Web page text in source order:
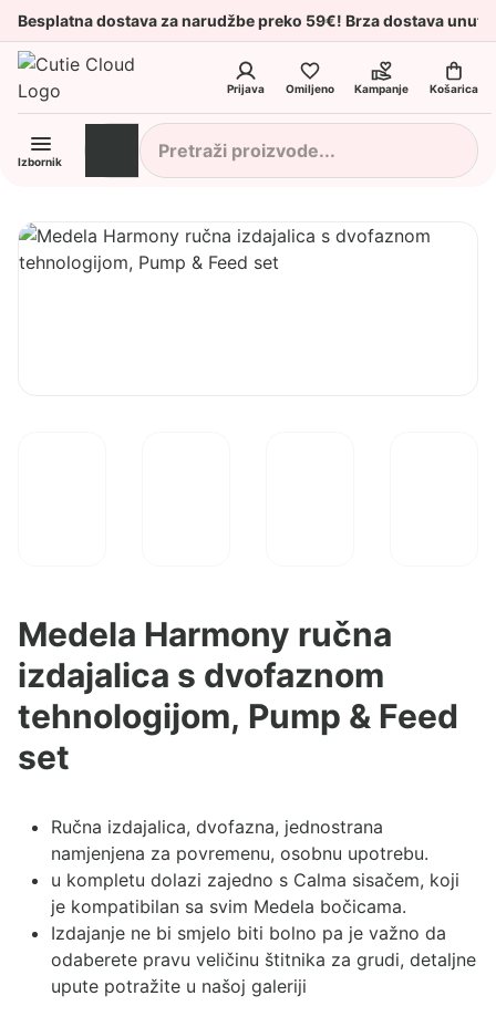
Besplatna dostava za narudžbe preko 59€! Brza dostava
Prijava Omiljeno Kampanje Košarica
Izbornik
Medela Harmony ručna
izdajalica s dvofaznom
tehnologijom, Pump & Feed
set
Ručna izdajalica, dvofazna, jednostrana
namjenjena za povremenu, osobnu upotrebu.
u kompletu dolazi zajedno s Calma sisačem, koji
je kompatibilan sa svim Medela bočicama.
Izdajanje ne bi smjelo biti bolno pa je važno da
odaberete pravu veličinu štitnika za grudi, detaljne
upute potražite u našoj galeriji